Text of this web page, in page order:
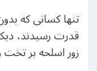
تنها کسانی که
قدرت رسیدند،
زور اسلحه بر